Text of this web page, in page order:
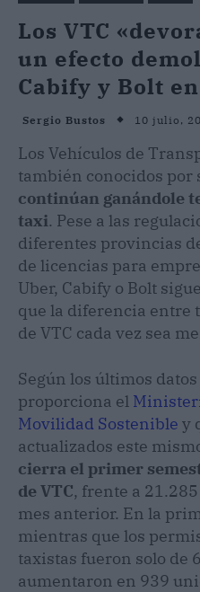
Los VTC
un efecto
Cabify y Bolt
Sergio Bustos 10 julio,
Los Vehículos de
también conocidos por
continúan ganándole
taxi. Pese a las
diferentes provincias
de licencias para
Uber, Cabify o Bolt
que la diferencia entre
de VTC cada vez sea
Según los últimos
proporciona el
Movilidad Sostenible y
actualizados este
cierra el primer
de VTC, frente a
mes anterior. En la
mientras que los
taxistas fueron solo de
aumentaron en 939